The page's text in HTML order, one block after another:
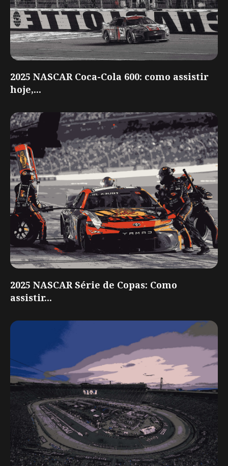
2025 NASCAR Coca-Cola 600: como assistir
hoje,...
2025 NASCAR Série de Copas: Como
assistir...